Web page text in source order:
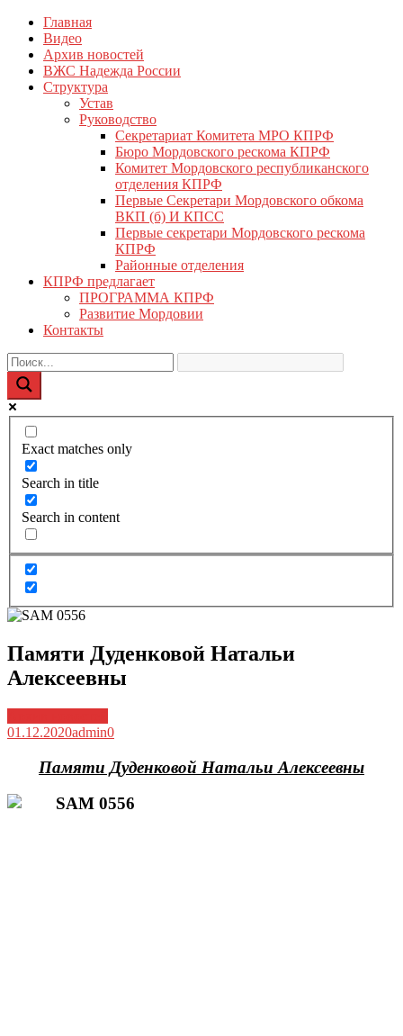
Перейти
содержимому
КПРФ Мордовия
Мордовское Региональное отделение КПРФ
Главная
Видео
Архив новостей
ВЖС Надежда России
Структура
Устав
Руководство
Секретариат Комитета МРО КПРФ
Бюро Мордовского рескома КПРФ
Комитет Мордовского республиканского
отделения КПРФ
Первые Секретари Мордовского обкома
ВКП (б) И КПСС
Первые секретари Мордовского рескома
КПРФ
Районные отделения
КПРФ предлагает
ПРОГРАММА КПРФ
Развитие Мордовии
Контакты
Exact matches only
Search in title
Search in content
Памяти Дуденковой Натальи
Алексеевны
01.12.2020admin0
Памяти Дуденковой Натальи Алексеевны